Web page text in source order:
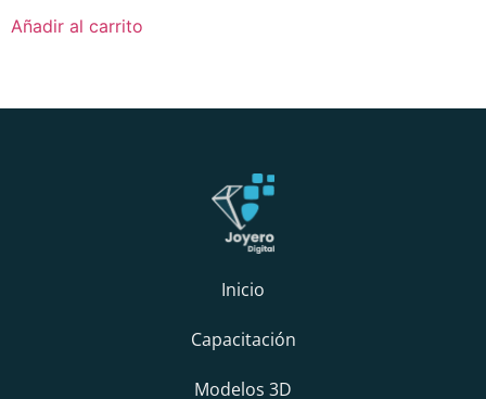
Añadir al carrito
Inicio
Capacitación
Modelos 3D